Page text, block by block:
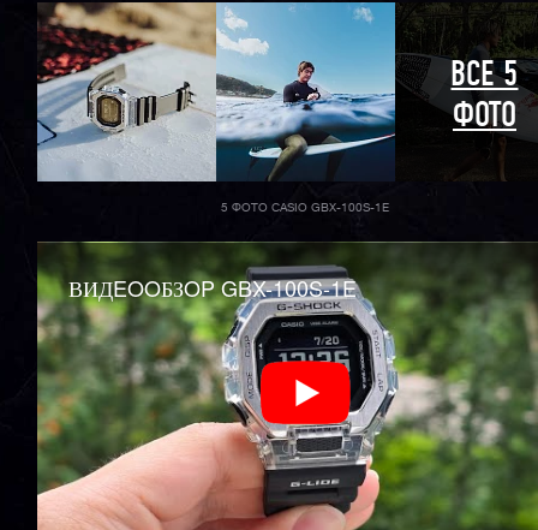
ВСЕ 5
ФОТО
5 ФОТО CASIO GBX-100S-1E
ВИДEOOБЗOP GBX-100S-1E